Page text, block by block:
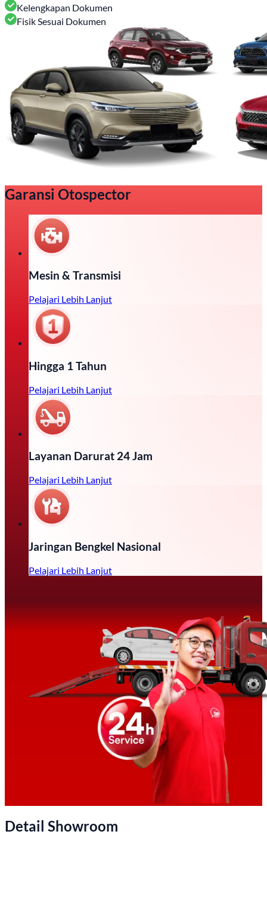
Kelengkapan Dokumen
Fisik Sesuai Dokumen
Garansi Otospector
Mesin & Transmisi
Pelajari Lebih Lanjut
Hingga 1 Tahun
Pelajari Lebih Lanjut
Layanan Darurat 24 Jam
Pelajari Lebih Lanjut
Jaringan Bengkel Nasional
Pelajari Lebih Lanjut
Detail Showroom